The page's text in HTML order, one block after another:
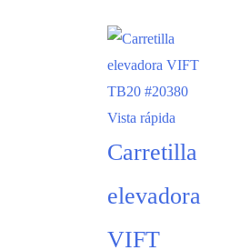
Vista rápida
Carretilla
elevadora
VIFT